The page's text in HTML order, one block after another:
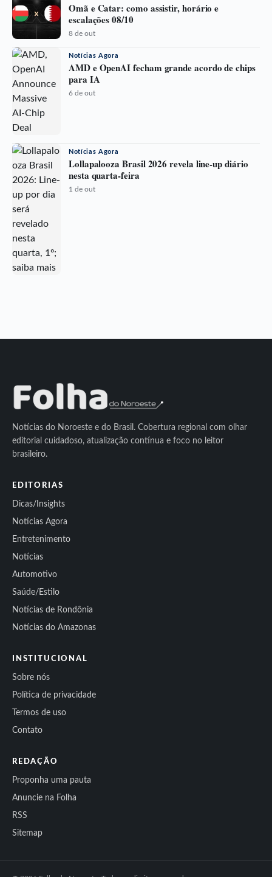
Omã e Catar: como assistir, horário e
escalações 08/10
8 de out
Notícias Agora
AMD e OpenAI fecham grande acordo de chips
para IA
6 de out
Notícias Agora
Lollapalooza Brasil 2026 revela line-up diário
nesta quarta-feira
1 de out
Notícias do Noroeste e do Brasil. Cobertura regional com olhar
editorial cuidadoso, atualização contínua e foco no leitor
brasileiro.
EDITORIAS
Dicas/Insights
Notícias Agora
Entretenimento
Notícias
Automotivo
Saúde/Estilo
Notícias de Rondônia
Notícias do Amazonas
INSTITUCIONAL
Sobre nós
Política de privacidade
Termos de uso
Contato
REDAÇÃO
Proponha uma pauta
Anuncie na Folha
RSS
Sitemap